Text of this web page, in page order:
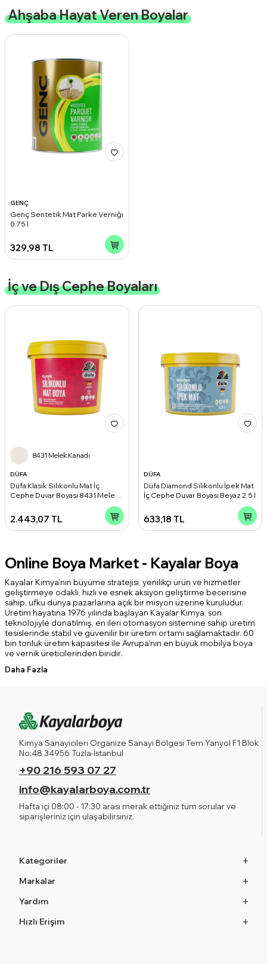
Ahşaba Hayat Veren Boyalar
GENÇ
Genç Sentetik Mat Parke Verniği
0.75 l
329,98 TL
İç ve Dış Cephe Boyaları
8431 Melek Kanadı
DÜFA
Düfa Klasik Silikonlu Mat İç
Cephe Duvar Boyası 8431 Melek
2.443,07 TL
DÜFA
Düfa Diamond Silikonlu İpek Mat
İç Cephe Duvar Boyası Beyaz 2.5 l
633,18 TL
Online Boya Market - Kayalar Boya
Kayalar Kimya’nın büyüme stratejisi, yenilikçi ürün ve hizmetler
geliştirmeye odaklı, hızlı ve esnek aksiyon geliştirme becerisine
sahip, ufku dünya pazarlarına açık bir misyon üzerine kuruludur.
Üretim hayatına 1976 yılında başlayan Kayalar Kimya, son
teknolojiyle donatılmış, en ileri otomasyon sistemine sahip üretim
tesislerinde stabil ve güvenilir bir üretim ortamı sağlamaktadır. 60
bin tonluk üretim kapasitesi ile Avrupa’nın en büyük mobilya boya
ve vernik üreticilerinden biridir.
Daha Fazla
Kimya Sanayicileri Organize Sanayi Bölgesi Tem Yanyol F1 Blok
No:48 34956 Tuzla-İstanbul
+90 216 593 07 27
info@kayalarboya.com.tr
Hafta içi 08:00 - 17:30 arası merak ettiğiniz tüm sorular ve
siparişleriniz için ulaşabilirsiniz.
Kategoriler
Markalar
Yardım
Hızlı Erişim